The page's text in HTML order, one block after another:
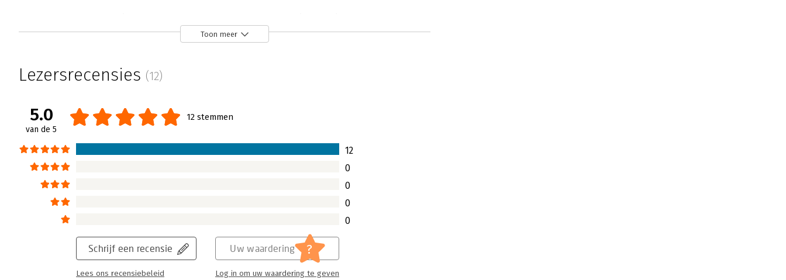
Danny Mullenders | 13 maart 2025
Misschien herken je er wel een paar: de gedachte dat wat voor jou als mens heeft
gewerkt, ook voor een ander moet werken, of de overtuiging dat jij degene bent die
coachingproces juist minder effectief maken.
Lees verder
Toon meer
Lezersrecensies (12)
5.0
van de 5
12 stemmen
12
0
0
0
0
Schrijf een recensie
Lees ons recensiebeleid
Uw waardering ?
Log in om uw waardering te geven